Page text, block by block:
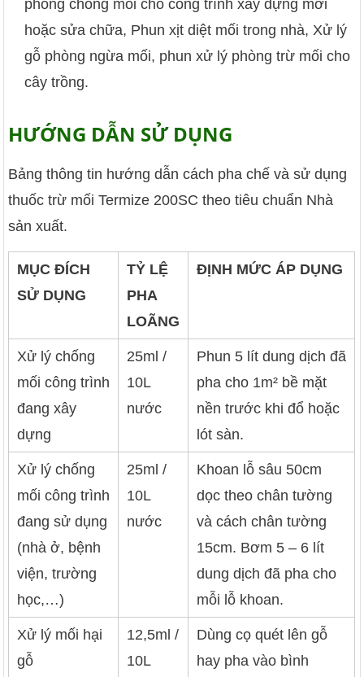
phòng chống mối cho công trình xây dựng mới
hoặc sửa chữa, Phun xịt diệt mối trong nhà, Xử lý
gỗ phòng ngừa mối, phun xử lý phòng trừ mối cho
cây trồng.
HƯỚNG DẪN SỬ DỤNG
Bảng thông tin hướng dẫn cách pha chế và sử dụng
thuốc trừ mối Termize 200SC theo tiêu chuẩn Nhà
sản xuất.
MỤC ĐÍCH
SỬ DỤNG
TỶ LỆ
PHA
LOÃNG
ĐỊNH MỨC ÁP DỤNG
Xử lý chống
mối công trình
đang xây
dựng
25ml /
10L
nước
Phun 5 lít dung dịch đã
pha cho 1m² bề mặt
nền trước khi đổ hoặc
lót sàn.
Xử lý chống
mối công trình
đang sử dụng
(nhà ở, bệnh
viện, trường
học,…)
25ml /
10L
nước
Khoan lỗ sâu 50cm
dọc theo chân tường
và cách chân tường
15cm. Bơm 5 – 6 lít
dung dịch đã pha cho
mỗi lỗ khoan.
Xử lý mối hại
gỗ
12,5ml /
10L
Dùng cọ quét lên gỗ
hay pha vào bình